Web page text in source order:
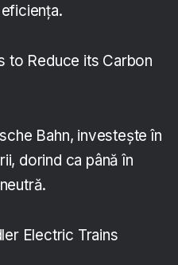
to Reduce its Carbon
Bahn, investește în
dorind ca până în
Electric Trains